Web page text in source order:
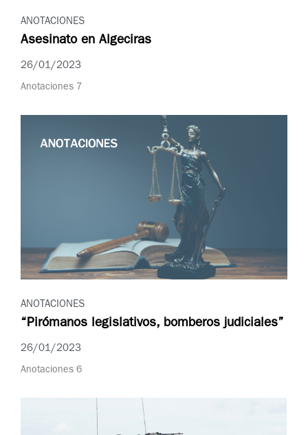
ANOTACIONES
Asesinato en Algeciras
26/01/2023
Anotaciones 7
ANOTACIONES
“Pirómanos legislativos, bomberos judiciales”
26/01/2023
Anotaciones 6